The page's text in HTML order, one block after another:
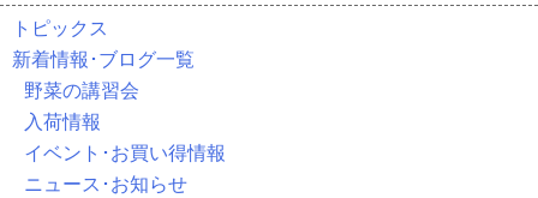
トピックス
新着情報･ブログ一覧
野菜の講習会
入荷情報
イベント･お買い得情報
ニュース･お知らせ